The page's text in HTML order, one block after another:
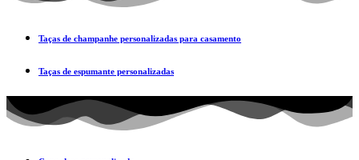
Taças de champanhe personalizadas para casamento
Taças de espumante personalizadas